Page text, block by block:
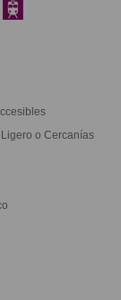
o Cercanías